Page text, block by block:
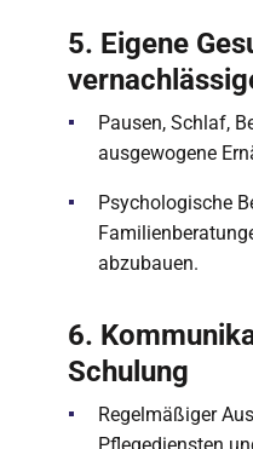
5. Eigene
Pausen, Schlaf,
ausgewogene
Psychologische
abzubauen.
6.
Schulung
Regelmäßiger